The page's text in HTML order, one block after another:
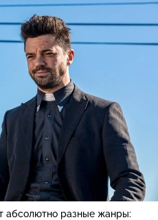
абсолютно разные жанры: